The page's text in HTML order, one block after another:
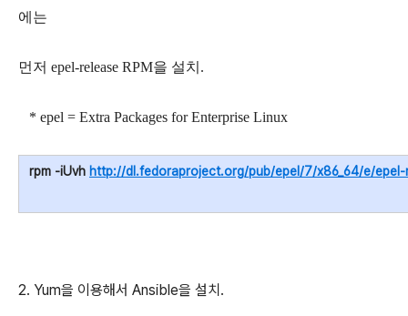
에는
먼저 epel-release RPM을 설치.
* epel = Extra Packages for Enterprise Linux
rpm -iUvh http://dl.fedoraproject.org/pub/epel/7/x86_64/e/
2. Yum을 이용해서 Ansible을 설치.